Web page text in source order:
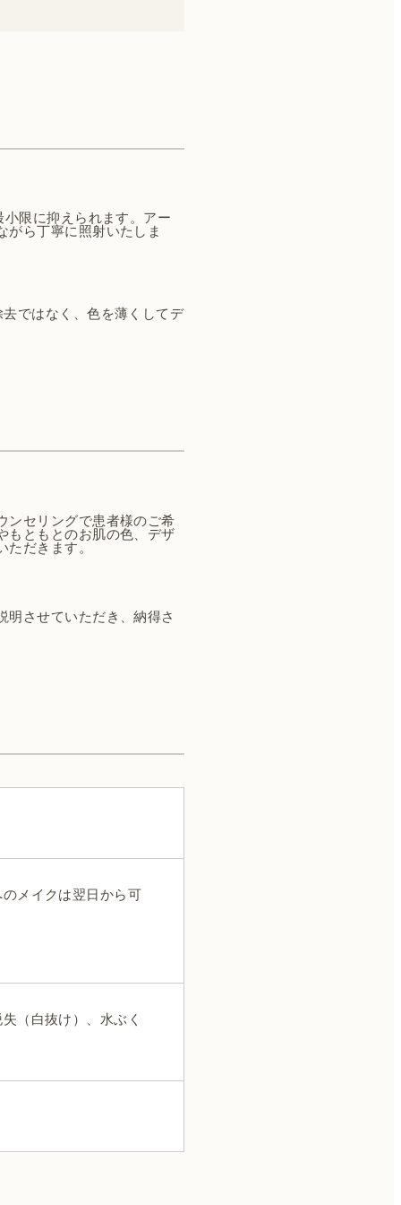
限に抑えられます。アー
がら丁寧に照射いたしま
ではなく、色を薄くしてデ
ンセリングで患者様のご希
もともとのお肌の色、デザ
ただきます。
させていただき、納得さ
メイクは翌日から可
（白抜け）、水ぶく